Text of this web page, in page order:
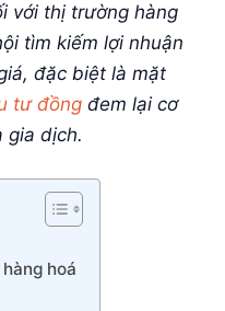
với thị trường hàng
tìm kiếm lợi nhuận
đặc biệt là mặt
tư đồng đem lại cơ
gia dịch.
hoá